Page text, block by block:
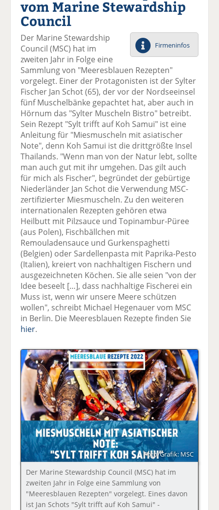
el
a
F
ac
e
b
o
o
k
te
il
e
n
el
t
tt
er
n
el
a
Li
n
k
e
di
n
te
il
e
n
el
p
E
m
ai
v
er
se
n
d
e
n
ck
e
n
vom Marine Stewardship
Council
Firmeninfos
Der Marine Stewardship
Council (MSC) hat im
zweiten Jahr in Folge eine
Sammlung von "Meeresblauen Rezepten"
vorgelegt. Einer der Protagonisten ist der Sylter
Fischer Jan Schot (65), der vor der Nordseeinsel
fünf Muschelbänke gepachtet hat, aber auch in
Hörnum das "Sylter Muscheln Bistro" betreibt.
Sein Rezept "Sylt trifft auf Koh Samui" ist eine
Anleitung für "Miesmuscheln mit asiatischer
Note", denn Koh Samui ist die drittgrößte Insel
Thailands. "Wenn man von der Natur lebt, sollte
man auch gut mit ihr umgehen. Das gilt auch
für mich als Fischer", begründet der gebürtige
Niederländer Jan Schot die Verwendung MSC-
zertifizierter Miesmuscheln. Zu den weiteren
internationalen Rezepten gehören etwa
Heilbutt mit Pilzsauce und Topinambur-Püree
(aus Polen), Fischbällchen mit
Remouladensauce und Gurkenspaghetti
(Belgien) oder Sardellenpasta mit Paprika-Pesto
(Italien), kreiert von nachhaltigen Fischern und
ausgezeichneten Köchen. Sie alle seien "von der
Idee beseelt […], dass nachhaltige Fischerei ein
Muss ist, wenn wir unsere Meere schützen
wollen", schreibt Michael Hegenauer vom MSC
in Berlin. Die Meeresblauen Rezepte finden Sie
hier.
Foto/Grafik: MSC
Der Marine Stewardship Council (MSC) hat im
zweiten Jahr in Folge eine Sammlung von
"Meeresblauen Rezepten" vorgelegt. Eines davon
ist Jan Schots "Sylt trifft auf Koh Samui" -